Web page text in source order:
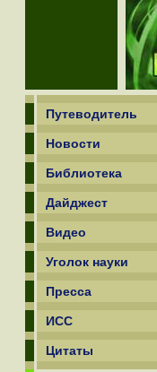
Путеводитель
Новости
Библиотека
Дайджест
Видео
Уголок науки
Пресса
ИСС
Цитаты